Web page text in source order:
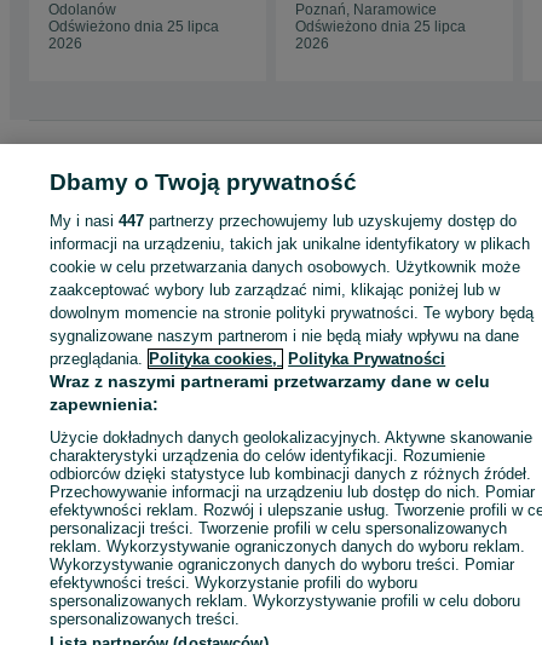
625Wh (090)
Odolanów
Odświeżono dnia 25 lipca
2026
(Obornicka 337)
Poznań, Naramowice
Odświeżono dnia 25 lipca
2026
elektryczne - Wielkopolskie
Rowery elektryczne - Poznań
- Naramowice
KATEGORIA
ID:1019883289 Wyświetlenia:
Wyślij wiadomość
Dbamy o Twoją prywatność
My i nasi447 partnerzy przechowujemy lub uzyskujemy dostęp do
informacji na urządzeniu, takich jak unikalne identyfikatory w plikach
cookie w celu przetwarzania danych osobowych. Użytkownik może
zaakceptować wybory lub zarządzać nimi, klikając poniżej lub w
dowolnym momencie na stronie polityki prywatności. Te wybory będą
sygnalizowane naszym partnerom i nie będą miały wpływu na dane
przeglądania. Polityka cookies, Polityka Prywatności
Wraz z naszymi partnerami przetwarzamy dane w celu
zapewnienia:
Użycie dokładnych danych geolokalizacyjnych. Aktywne skanowanie
charakterystyki urządzenia do celów identyfikacji. Rozumienie
odbiorców dzięki statystyce lub kombinacji danych z różnych źródeł.
Przechowywanie informacji na urządzeniu lub dostęp do nich. Pomiar
efektywności reklam. Rozwój i ulepszanie usług. Tworzenie profili w
personalizacji treści. Tworzenie profili w celu spersonalizowanych
reklam. Wykorzystywanie ograniczonych danych do wyboru reklam.
Wykorzystywanie ograniczonych danych do wyboru treści. Pomiar
efektywności treści. Wykorzystanie profili do wyboru
spersonalizowanych reklam. Wykorzystywanie profili w celu doboru
spersonalizowanych treści.